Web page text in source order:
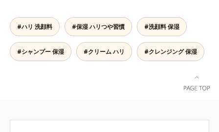
ローチする進化を遂げました。うる
おいを逃しやすい男性肌に着目し、
アイテム同士をなじみやすくする
「うるおいコネクト設計」を採用。
得できる、褒められ髪をご体感くだ
さい。*1 年齢に応じたお手入れの
こと *2 保湿成分
#ハリ 洗顔料 #保湿 ハリつや習慣 #洗顔料 保湿
#シャンプー 保湿 #クリーム ハリ #クレンジング 保湿